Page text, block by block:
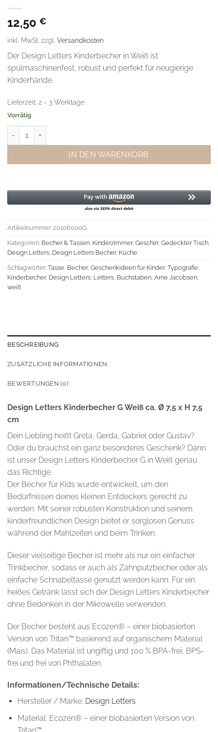
12,50 €
inkl. MwSt. zzgl. Versandkosten
Der Design Letters Kinderbecher in Weiß ist
spülmaschinenfest, robust und perfekt für neugierige
Kinderhände.
Lieferzeit: 2 - 3 Werktage
Vorrätig
IN DEN WARENKORB
Artikelnummer: 20106000G
Kategorien: Becher & Tassen, Kinderzimmer, Geschirr, Gedeckter Tisch,
Design Letters, Design Letters Becher, Küche
Schlagwörter: Tasse, Becher, Geschenkideen für Kinder, Typografie,
Kinderbecher, Design Letters, Letters, Buchstaben, Arne Jacobsen,
weiß
BESCHREIBUNG
ZUSÄTZLICHE INFORMATIONEN
BEWERTUNGEN (0)
Design Letters Kinderbecher G Weiß ca. Ø 7,5 x H 7,5
cm
Dein Liebling heißt Greta, Gerda, Gabriel oder Gustav?
Oder du brauchst ein ganz besonderes Geschenk? Dann
ist unser Design Letters Kinderbecher G in Weiß genau
das Richtige.
Der Becher für Kids wurde entwickelt, um den
Bedürfnissen deines kleinen Entdeckers gerecht zu
werden. Mit seiner robusten Konstruktion und seinem
kinderfreundlichen Design bietet er sorglosen Genuss
während der Mahlzeiten und beim Trinken.
Dieser vielseitige Becher ist mehr als nur ein einfacher
Trinkbecher, sodass er auch als Zahnputzbecher oder als
einfache Schnabeltasse genutzt werden kann. Für ein
heißes Getränk lässt sich der Design Letters Kinderbecher
ohne Bedenken in der Mikrowelle verwenden.
Der Becher besteht aus Ecozen® – einer biobasierten
Version von Tritan™ basierend auf organischem Material
(Mais). Das Material ist ungiftig und 100 % BPA-frei, BPS-
frei und frei von Phthalaten.
Informationen/Technische Details:
Hersteller / Marke: Design Letters
Material: Ecozen® – einer biobasierten Version von